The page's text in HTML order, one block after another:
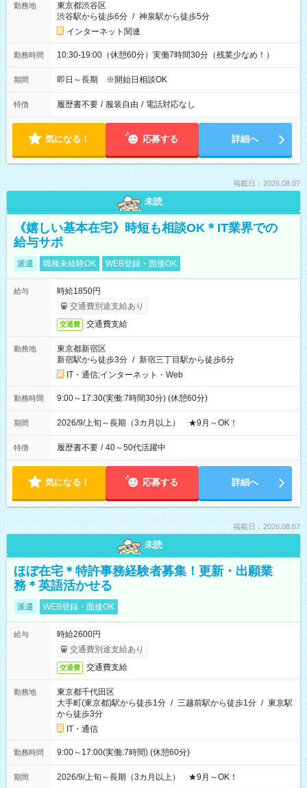
勤務地
東京都渋谷区
渋谷駅から徒歩6分 / 神泉駅から徒歩5分
インターネット関連
勤務時間 10:30-19:00（休憩60分）実働7時間30分（残業少なめ！）
期間 即日～長期 ※開始日相談OK
特徴 履歴書不要 / 服装自由 / 電話対応なし
気になる！ 応募する 詳細へ
掲載日：2026.08.07
未読
《嬉しい基本在宅》時短も相談OK＊IT業界での
給与サポ
派遣 職種未経験OK WEB登録・面接OK
給与
時給1850円
交通費別途支給あり
交通費 交通費支給
勤務地
東京都新宿区
新宿駅から徒歩3分 / 新宿三丁目駅から徒歩6分
IT・通信;インターネット・Web
勤務時間 9:00～17:30(実働:7時間30分) (休憩60分)
期間 2026/9/上旬～長期（3カ月以上） ★9月～OK！
特徴 履歴書不要 / 40～50代活躍中
気になる！ 応募する 詳細へ
掲載日：2026.08.07
未読
ほぼ在宅＊特許事務経験者募集！更新・出願業
務＊英語活かせる
派遣 WEB登録・面接OK
給与
時給2600円
交通費別途支給あり
交通費 交通費支給
勤務地
東京都千代田区
大手町(東京都)駅から徒歩1分 / 三越前駅から徒歩1分 / 東京駅
から徒歩3分
IT・通信
勤務時間 9:00～17:00(実働:7時間) (休憩60分)
期間 2026/9/上旬～長期（3カ月以上） ★9月～OK！